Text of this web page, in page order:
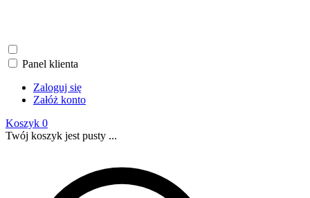
Panel klienta
Zaloguj się
Załóż konto
Koszyk 0
Twój koszyk jest pusty ...